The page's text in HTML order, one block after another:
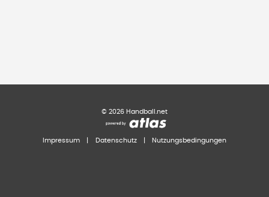
© 2026 Handball.net
Impressum Datenschutz Nutzungsbedingungen